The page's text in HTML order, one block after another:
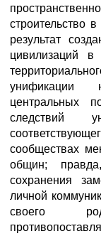
строительство
результат
цивилизаций в
унификации
центральных
следствий
сообществах
общин;
сохранения
личной
своего